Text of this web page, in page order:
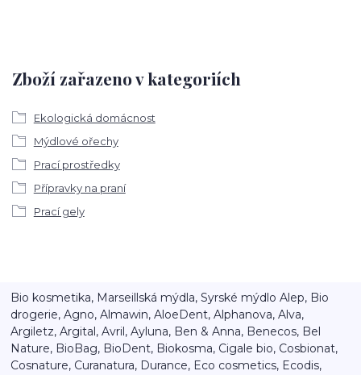
Zboží zařazeno v kategoriích
Ekologická domácnost
Mýdlové ořechy
Prací prostředky
Přípravky na praní
Prací gely
Bio kosmetika, Marseillská mýdla, Syrské mýdlo Alep, Bio
drogerie, Agno, Almawin, AloeDent, Alphanova, Alva,
Argiletz, Argital, Avril, Ayluna, Ben & Anna, Benecos, Bel
Nature, BioBag, BioDent, Biokosma, Cigale bio, Cosbionat,
Cosnature, Curanatura, Durance, Eco cosmetics, Ecodis,